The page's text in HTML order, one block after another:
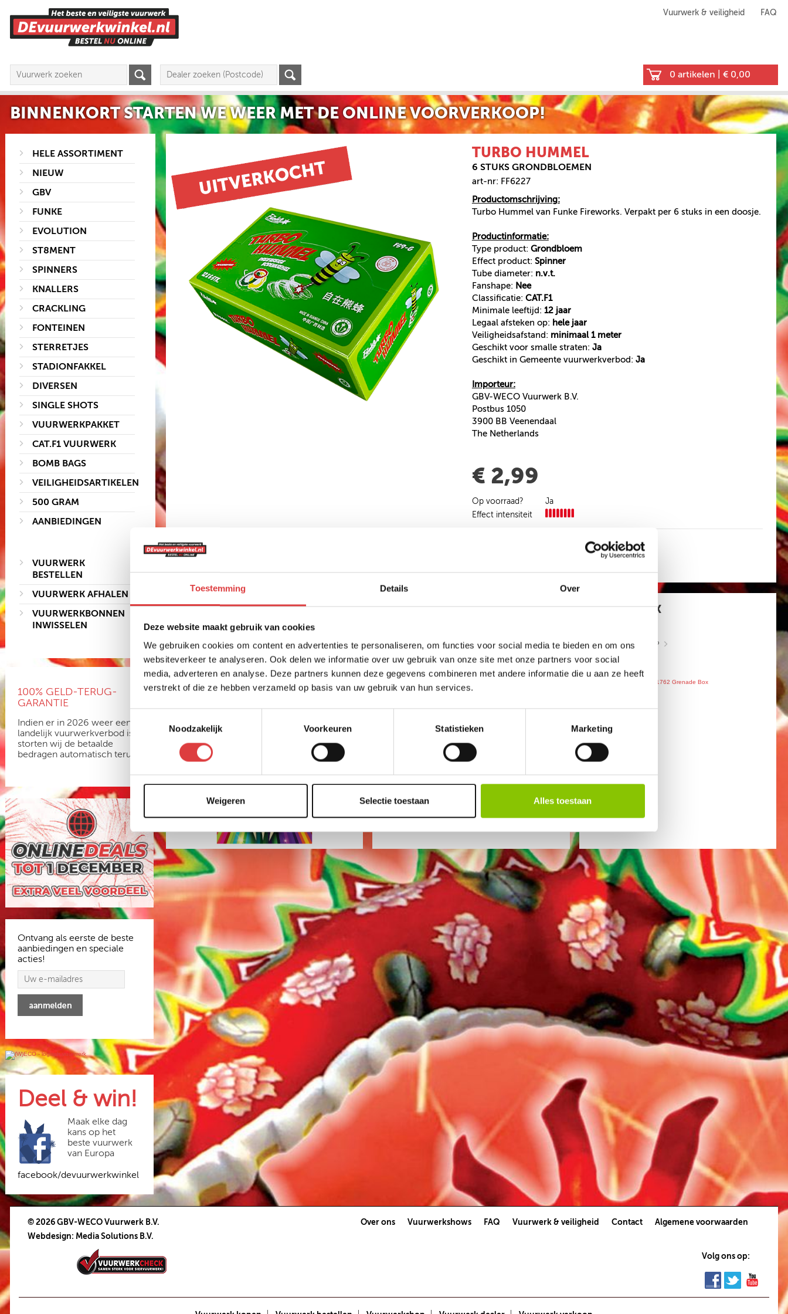
Toestemming Details Over
Deze website maakt gebruik van cookies
We gebruiken cookies om content en advertenties te personaliseren, om functies voor social media te bieden en om ons
websiteverkeer te analyseren. Ook delen we informatie over uw gebruik van onze site met onze partners voor social
media, adverteren en analyse. Deze partners kunnen deze gegevens combineren met andere informatie die u aan ze heeft
verstrekt of die ze hebben verzameld op basis van uw gebruik van hun services.
Noodzakelijk
Voorkeuren Statistieken Marketing
Weigeren Selectie toestaan Alles toestaan
Vuurwerk & veiligheid FAQ
0 artikelen € 0,00
BINNENKORT STARTEN WE WEER MET DE ONLINE VOORVERKOOP!
HELE ASSORTIMENT
NIEUW
GBV
FUNKE
EVOLUTION
ST8MENT
SPINNERS
KNALLERS
CRACKLING
FONTEINEN
STERRETJES
STADIONFAKKEL
DIVERSEN
SINGLE SHOTS
VUURWERKPAKKET
CAT.F1 VUURWERK
BOMB BAGS
VEILIGHEIDSARTIKELEN
500 GRAM
AANBIEDINGEN
VUURWERK
BESTELLEN
VUURWERK AFHALEN
VUURWERKBONNEN
INWISSELEN
100% GELD-TERUG-
GARANTIE
Indien er in 2026 weer een
landelijk vuurwerkverbod is,
storten wij de betaalde
bedragen automatisch terug
Ontvang als eerste de beste
aanbiedingen en speciale
acties!
Deel & win!
Maak elke dag
kans op het
beste vuurwerk
van Europa
facebook/devuurwerkwinkel
TURBO HUMMEL
6 STUKS GRONDBLOEMEN
art-nr: FF6227
Productomschrijving:
Turbo Hummel van Funke Fireworks. Verpakt per 6 stuks in een doosje.
Productinformatie:
Type product: Grondbloem
Effect product: Spinner
Tube diameter: n.v.t.
Fanshape: Nee
Classificatie: CAT.F1
Minimale leeftijd: 12 jaar
Legaal afsteken op: hele jaar
Veiligheidsafstand: minimaal 1 meter
Geschikt voor smalle straten: Ja
Geschikt in Gemeente vuurwerkverbod: Ja
Importeur:
GBV-WECO Vuurwerk B.V.
Postbus 1050
3900 BB Veenendaal
The Netherlands
€ 2,99
Op voorraad?
Ja
Effect intensiteit
FEESTFONTEIN
3 STUKS + HOUDER
art.nr: 1674 - meer info
2,99
AIR SCREAMERS
art.nr: 1120- meer info
2
GRENADE BOX
art.nr: 1762 - meer info
1
© 2026 GBV-WECO Vuurwerk B.V.
Webdesign: Media Solutions B.V.
Over ons Vuurwerkshows FAQ Vuurwerk & veiligheid Contact Algemene voorwaarden
Volg ons op: